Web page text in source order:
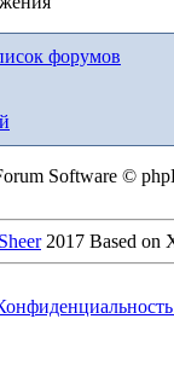
форумов
Software ©
Sheer2017 Based on